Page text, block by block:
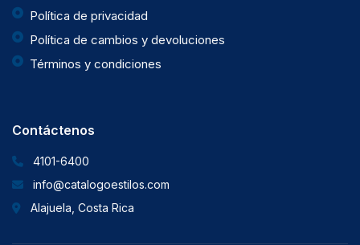
Política de privacidad
Política de cambios y devoluciones
Términos y condiciones
Contáctenos
4101-6400
info@catalogoestilos.com
Alajuela, Costa Rica